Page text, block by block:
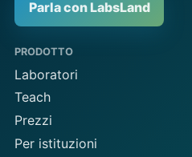
Parla con LabsLand
PRODOTTO
Laboratori
Teach
Prezzi
Per istituzioni